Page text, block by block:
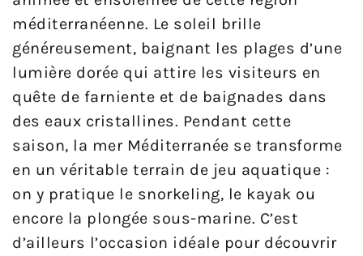
méditerranéenne. Le soleil brille
généreusement, baignant les plages d’une
lumière dorée qui attire les visiteurs en
quête de farniente et de baignades dans
des eaux cristallines. Pendant cette
saison, la mer Méditerranée se transforme
en un véritable terrain de jeu aquatique :
on y pratique le snorkeling, le kayak ou
encore la plongée sous-marine. C’est
d’ailleurs l’occasion idéale pour découvrir